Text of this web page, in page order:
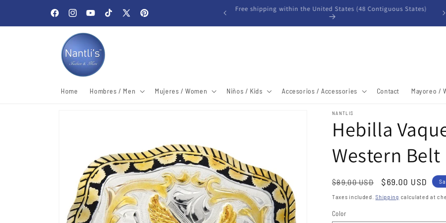
FacebookInstagramYouTubeTikTok X
Pinterest
Welcome to our store Free shipping within the United States (48 Contiguous States)
Home Hombres / Men Mujeres / Women Niños / Kids Accesorios / Accessories Contact Mayoreo /
NANTLIS
Hebilla
Western
Regular
price
$89.00 USD
Sale
price
$69.00 USD
Taxes included.Shipping calculated at
Color